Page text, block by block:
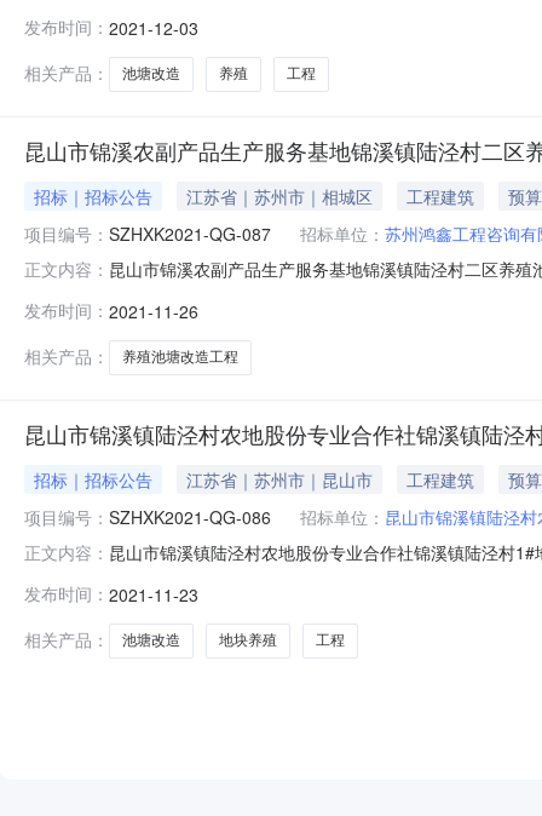
至16:30（北京时间，法定节假日除外）招标文件售价￥
发布时间： 2021-12-03
相关产品：
池塘改造 养殖 工程
昆山市锦溪农副产品生产服务基地锦溪镇陆泾村二区
招标｜招标公告 江苏省｜苏州市｜相城区 工程建筑
预
项目编号： SZHXK2021-QG-087 招标单位： 苏州鸿鑫工程咨询
正文内容： 昆山市锦溪农副产品生产服务基地锦溪镇陆泾村二区养
至16:30（北京时间，法定节假日除外）招标文件售价￥
发布时间： 2021-11-26
相关产品：
养殖池塘改造工程
昆山市锦溪镇陆泾村农地股份专业合作社锦溪镇陆泾
招标｜招标公告 江苏省｜苏州市｜昆山市 工程建筑
预
项目编号： SZHXK2021-QG-086 招标单位： 昆山市锦溪镇陆泾
正文内容： 昆山市锦溪镇陆泾村农地股份专业合作社锦溪镇陆泾村
午:9:00至11:30下午:13:00至16:30（北京时间，法定节
发布时间： 2021-11-23
相关产品：
池塘改造 地块养殖 工程